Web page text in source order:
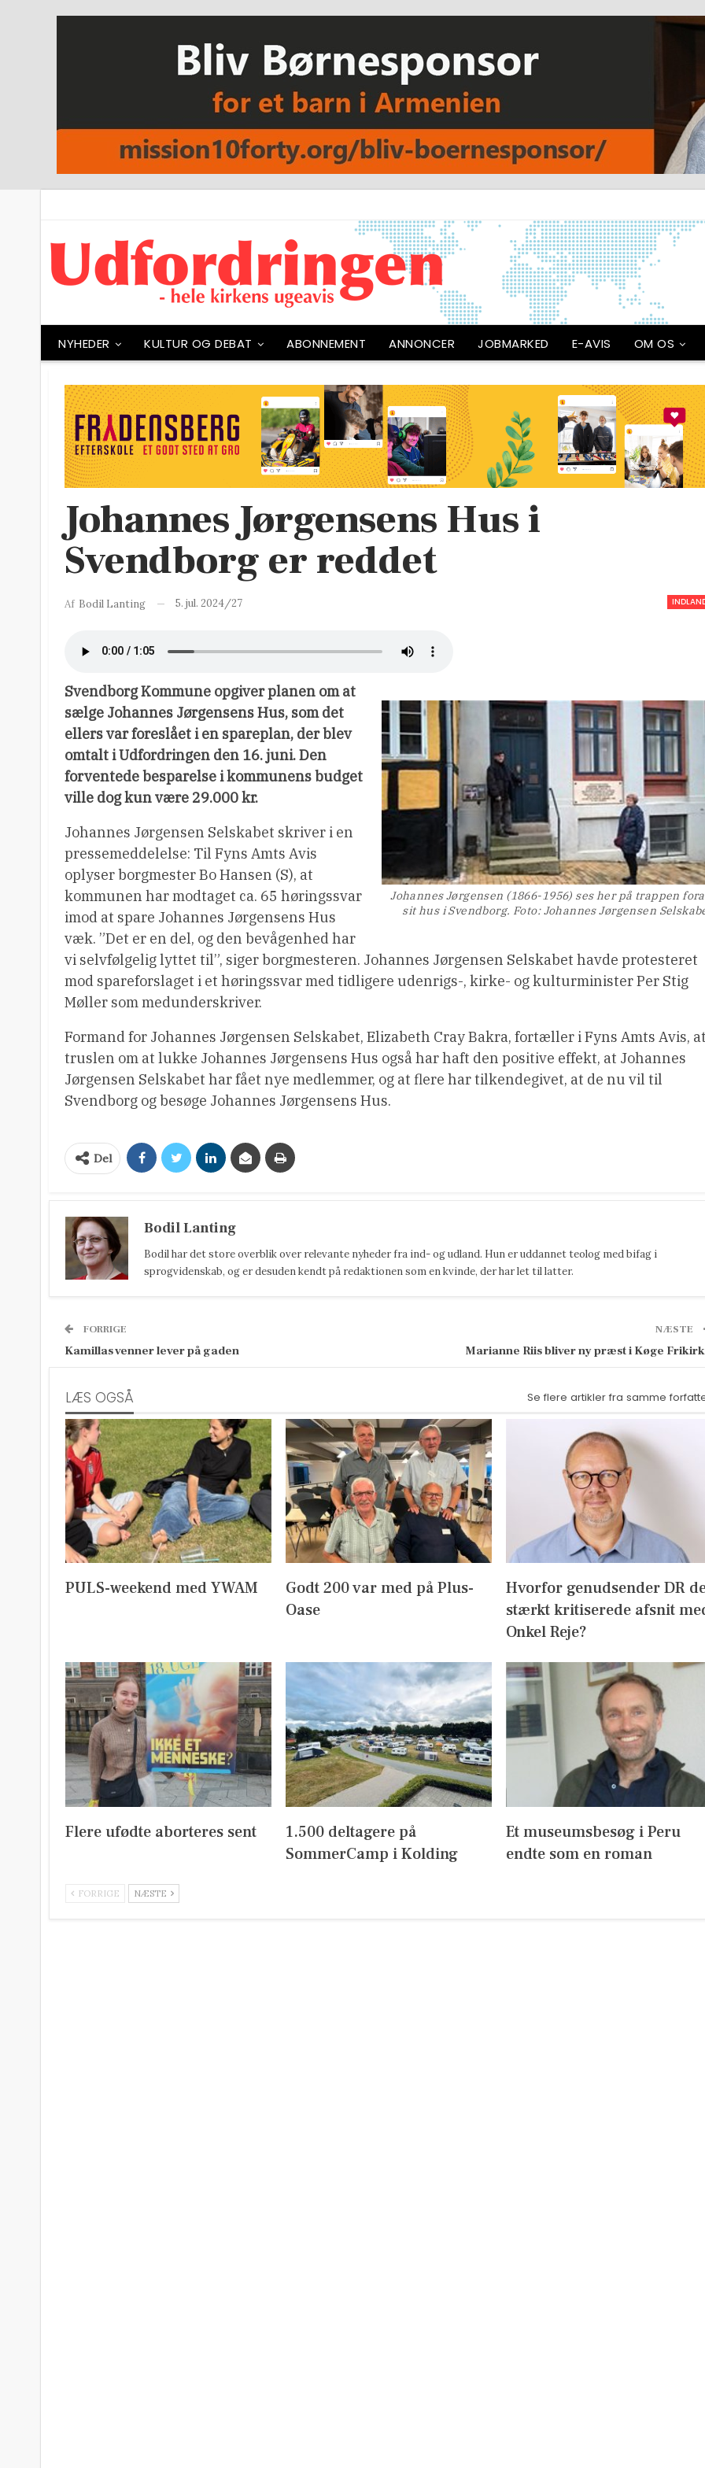
NYHEDER KULTUR OG DEBAT ABONNEMENT ANNONCER JOBMARKED E-AVIS OM OS
Johannes Jørgensens Hus i
Svendborg er reddet
Af Bodil Lanting 5. jul. 2024/27
Johannes Jørgensen (1866-1956) ses her på trappen
sit hus i Svendborg. Foto: Johannes Jørgensen
Svendborg Kommune opgiver planen om at
sælge Johannes Jørgensens Hus, som det
ellers var foreslået i en spareplan, der blev
omtalt i Udfordringen den 16. juni. Den
forventede besparelse i kommunens budget
ville dog kun være 29.000 kr.
Johannes Jørgensen Selskabet skriver i en
pressemeddelelse: Til Fyns Amts Avis
oplyser borgmester Bo Hansen (S), at
kommunen har modtaget ca. 65 høringssvar
imod at spare Johannes Jørgensens Hus
væk. ”Det er en del, og den bevågenhed har
vi selvfølgelig lyttet til”, siger borgmesteren. Johannes Jørgensen Selskabet havde protesteret
mod spareforslaget i et høringssvar med tidligere udenrigs-, kirke- og kulturminister Per Stig
Møller som medunderskriver.
Formand for Johannes Jørgensen Selskabet, Elizabeth Cray Bakra, fortæller i Fyns Amts Avis,
truslen om at lukke Johannes Jørgensens Hus også har haft den positive effekt, at Johannes
Jørgensen Selskabet har fået nye medlemmer, og at flere har tilkendegivet, at de nu vil til
Svendborg og besøge Johannes Jørgensens Hus.
Del
Bodil Lanting
Bodil har det store overblik over relevante nyheder fra ind- og udland. Hun er uddannet teolog med bifag i
sprogvidenskab, og er desuden kendt på redaktionen som en kvinde, der har let til latter.
FORRIGE
Kamillas venner lever på gaden
NÆSTE
Marianne Riis bliver ny præst i Køge
LÆS OGSÅ Se flere artikler fra samme
PULS-weekend med YWAM
Godt 200 var med på Plus-
Oase
Hvorfor genudsender DR
stærkt kritiserede afsnit
Onkel Reje?
Flere ufødte aborteres sent
1.500 deltagere på
SommerCamp i Kolding
Et museumsbesøg i Peru
endte som en roman
FORRIGE NÆSTE